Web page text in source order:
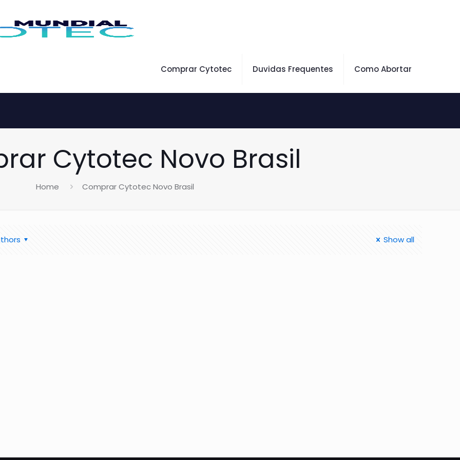
Comprar Cytotec Duvidas Frequentes Como Abortar
Cytotec Novo Brasil
Home Comprar Cytotec Novo Brasil
Show all